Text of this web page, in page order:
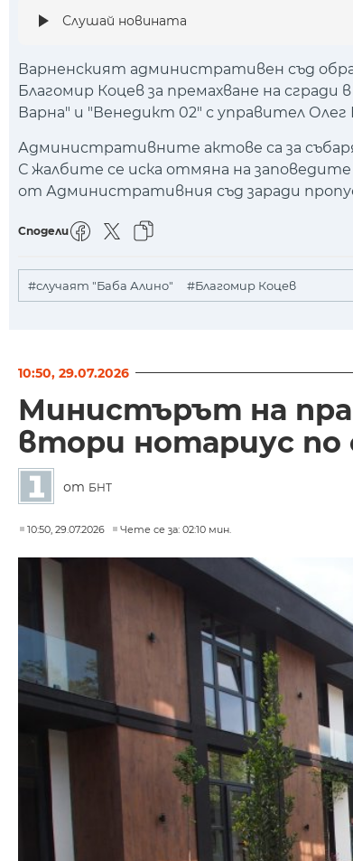
Слушай новината
Варненският административен съд
Благомир Коцев за премахване на
Варна" и "Венедикт 02" с управител Олег
Административните актове са за
С жалбите се иска отмяна на заповедите
от Административния съд заради
Сподели
#случаят "Баба Алино" #Благомир Коцев
10:50, 29.07.2026
Министърът на
втори нотариус по
от БНТ
10:50, 29.07.2026 Чете се за: 02:10 мин.